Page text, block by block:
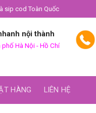
sip cod Toàn Quốc
nội thành
phố Hà Nội - Hồ Chí
HÀNG LIÊN HỆ